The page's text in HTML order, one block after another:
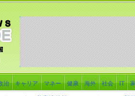
治 キャリア マネー 健康 海外 社会 IT